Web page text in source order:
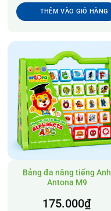
THÊM VÀO GIỎ HÀNG
Bảng đa năng tiếng Anh
Antona M9
175.000₫